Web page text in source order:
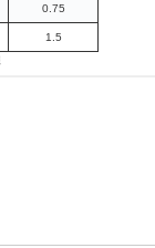
0.75
1.5